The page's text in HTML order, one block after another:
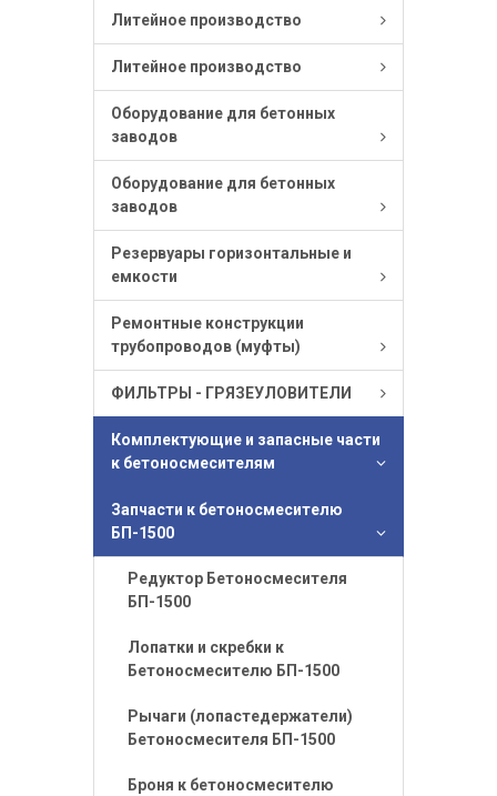
Литейное производство
Литейное производство
Оборудование для бетонных
заводов
Оборудование для бетонных
заводов
Резервуары горизонтальные и
емкости
Ремонтные конструкции
трубопроводов (муфты)
ФИЛЬТРЫ - ГРЯЗЕУЛОВИТЕЛИ
Комплектующие и запасные части
к бетоносмесителям
Запчасти к бетоносмесителю
БП-1500
Редуктор Бетоносмесителя
БП-1500
Лопатки и скребки к
Бетоносмесителю БП-1500
Рычаги (лопастедержатели)
Бетоносмесителя БП-1500
Броня к бетоносмесителю